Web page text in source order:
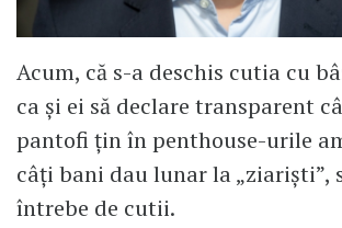
Acum, că s-a deschis cutia cu
ca și ei să declare transparent
pantofi țin în penthouse-urile
câți bani dau lunar la „ziariști”,
întrebe de cutii.